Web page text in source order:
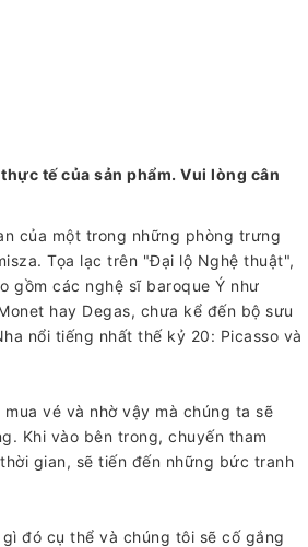
tế của sản phẩm. Vui lòng cân
của một trong những phòng trưng
Tọa lạc trên "Đại lộ Nghệ thuật",
gồm các nghệ sĩ baroque Ý như
hay Degas, chưa kể đến bộ sưu
nổi tiếng nhất thế kỷ 20: Picasso và
vé và nhờ vậy mà chúng ta sẽ
Khi vào bên trong, chuyến tham
gian, sẽ tiến đến những bức tranh
đó cụ thể và chúng tôi sẽ cố gắng